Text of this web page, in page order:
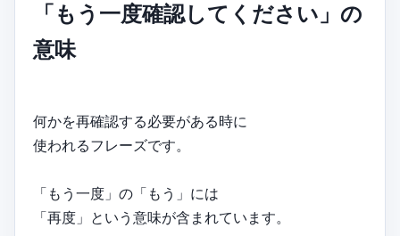
「もう一度確認してください」の
意味
何かを再確認する必要がある時に
使われるフレーズです。
「もう一度」の「もう」には
「再度」という意味が含まれています。